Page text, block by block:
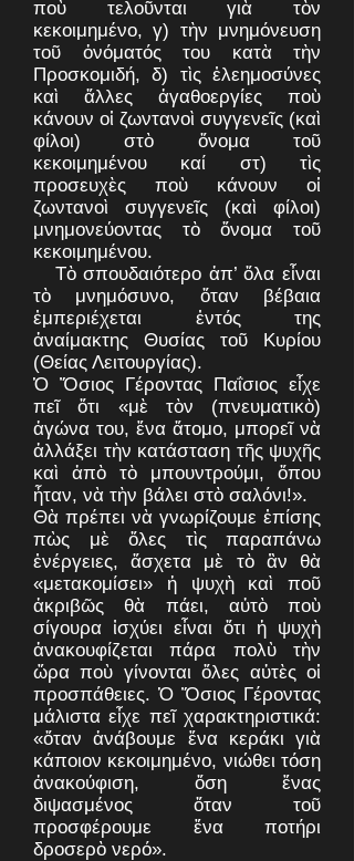
ποὺ τελοῦνται γιὰ τὸν
κεκοιμημένο, γ) τὴν μνημόνευση
τοῦ ὀνόματός του κατὰ τὴν
Προσκομιδή, δ) τὶς ἐλεημοσύνες
καὶ ἄλλες ἀγαθοεργίες ποὺ
κάνουν οἱ ζωντανοὶ συγγενεῖς (καὶ
φίλοι) στὸ ὄνομα τοῦ
κεκοιμημένου καί στ) τὶς
προσευχὲς ποὺ κάνουν οἱ
ζωντανοὶ συγγενεῖς (καὶ φίλοι)
μνημονεύοντας τὸ ὄνομα τοῦ
κεκοιμημένου.
Τὸ σπουδαιότερο ἀπ’ ὅλα εἶναι
τὸ μνημόσυνο, ὅταν βέβαια
ἐμπεριέχεται ἐντός της
ἀναίμακτης Θυσίας τοῦ Κυρίου
(Θείας Λειτουργίας).
Ὁ Ὅσιος Γέροντας Παΐσιος εἶχε
πεῖ ὅτι «μὲ τὸν (πνευματικὸ)
ἀγώνα του, ἕνα ἄτομο, μπορεῖ νὰ
ἀλλάξει τὴν κατάσταση τῆς ψυχῆς
καὶ ἀπὸ τὸ μπουντρούμι, ὅπου
ἦταν, νὰ τὴν βάλει στὸ σαλόνι!».
Θὰ πρέπει νὰ γνωρίζουμε ἐπίσης
πὼς μὲ ὅλες τὶς παραπάνω
ἐνέργειες, ἄσχετα μὲ τὸ ἂν θὰ
«μετακομίσει» ἡ ψυχὴ καὶ ποῦ
ἀκριβῶς θὰ πάει, αὐτὸ ποὺ
σίγουρα ἰσχύει εἶναι ὅτι ἡ ψυχὴ
ἀνακουφίζεται πάρα πολὺ τὴν
ὥρα ποὺ γίνονται ὅλες αὐτὲς οἱ
προσπάθειες. Ὁ Ὅσιος Γέροντας
μάλιστα εἶχε πεῖ χαρακτηριστικά:
«ὅταν ἀνάβουμε ἕνα κεράκι γιὰ
κάποιον κεκοιμημένο, νιώθει τόση
ἀνακούφιση, ὅση ἕνας
διψασμένος ὅταν τοῦ
προσφέρουμε ἕνα ποτήρι
δροσερὸ νερό».